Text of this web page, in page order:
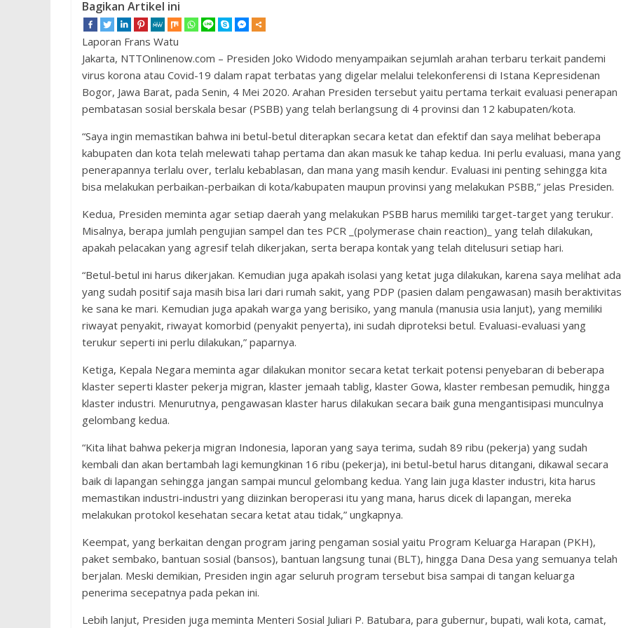
Bagikan Artikel ini
Laporan Frans Watu
Jakarta, NTTOnlinenow.com – Presiden Joko Widodo menyampaikan sejumlah arahan terbaru terkait pandemi
virus korona atau Covid-19 dalam rapat terbatas yang digelar melalui telekonferensi di Istana Kepresidenan
Bogor, Jawa Barat, pada Senin, 4 Mei 2020. Arahan Presiden tersebut yaitu pertama terkait evaluasi penerapan
pembatasan sosial berskala besar (PSBB) yang telah berlangsung di 4 provinsi dan 12 kabupaten/kota.
“Saya ingin memastikan bahwa ini betul-betul diterapkan secara ketat dan efektif dan saya melihat beberapa
kabupaten dan kota telah melewati tahap pertama dan akan masuk ke tahap kedua. Ini perlu evaluasi, mana yang
penerapannya terlalu over, terlalu kebablasan, dan mana yang masih kendur. Evaluasi ini penting sehingga kita
bisa melakukan perbaikan-perbaikan di kota/kabupaten maupun provinsi yang melakukan PSBB,” jelas Presiden.
Kedua, Presiden meminta agar setiap daerah yang melakukan PSBB harus memiliki target-target yang terukur.
Misalnya, berapa jumlah pengujian sampel dan tes PCR _(polymerase chain reaction)_ yang telah dilakukan,
apakah pelacakan yang agresif telah dikerjakan, serta berapa kontak yang telah ditelusuri setiap hari.
“Betul-betul ini harus dikerjakan. Kemudian juga apakah isolasi yang ketat juga dilakukan, karena saya melihat ada
yang sudah positif saja masih bisa lari dari rumah sakit, yang PDP (pasien dalam pengawasan) masih beraktivitas
ke sana ke mari. Kemudian juga apakah warga yang berisiko, yang manula (manusia usia lanjut), yang memiliki
riwayat penyakit, riwayat komorbid (penyakit penyerta), ini sudah diproteksi betul. Evaluasi-evaluasi yang
terukur seperti ini perlu dilakukan,” paparnya.
Ketiga, Kepala Negara meminta agar dilakukan monitor secara ketat terkait potensi penyebaran di beberapa
klaster seperti klaster pekerja migran, klaster jemaah tablig, klaster Gowa, klaster rembesan pemudik, hingga
klaster industri. Menurutnya, pengawasan klaster harus dilakukan secara baik guna mengantisipasi munculnya
gelombang kedua.
“Kita lihat bahwa pekerja migran Indonesia, laporan yang saya terima, sudah 89 ribu (pekerja) yang sudah
kembali dan akan bertambah lagi kemungkinan 16 ribu (pekerja), ini betul-betul harus ditangani, dikawal secara
baik di lapangan sehingga jangan sampai muncul gelombang kedua. Yang lain juga klaster industri, kita harus
memastikan industri-industri yang diizinkan beroperasi itu yang mana, harus dicek di lapangan, mereka
melakukan protokol kesehatan secara ketat atau tidak,” ungkapnya.
Keempat, yang berkaitan dengan program jaring pengaman sosial yaitu Program Keluarga Harapan (PKH),
paket sembako, bantuan sosial (bansos), bantuan langsung tunai (BLT), hingga Dana Desa yang semuanya telah
berjalan. Meski demikian, Presiden ingin agar seluruh program tersebut bisa sampai di tangan keluarga
penerima secepatnya pada pekan ini.
Lebih lanjut, Presiden juga meminta Menteri Sosial Juliari P. Batubara, para gubernur, bupati, wali kota, camat,